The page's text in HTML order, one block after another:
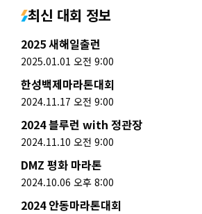
최신 대회 정보
2025 새해일출런
2025.01.01 오전 9:00
한성백제마라톤대회
2024.11.17 오전 9:00
2024 블루런 with 정관장
2024.11.10 오전 9:00
DMZ 평화 마라톤
2024.10.06 오후 8:00
2024 안동마라톤대회